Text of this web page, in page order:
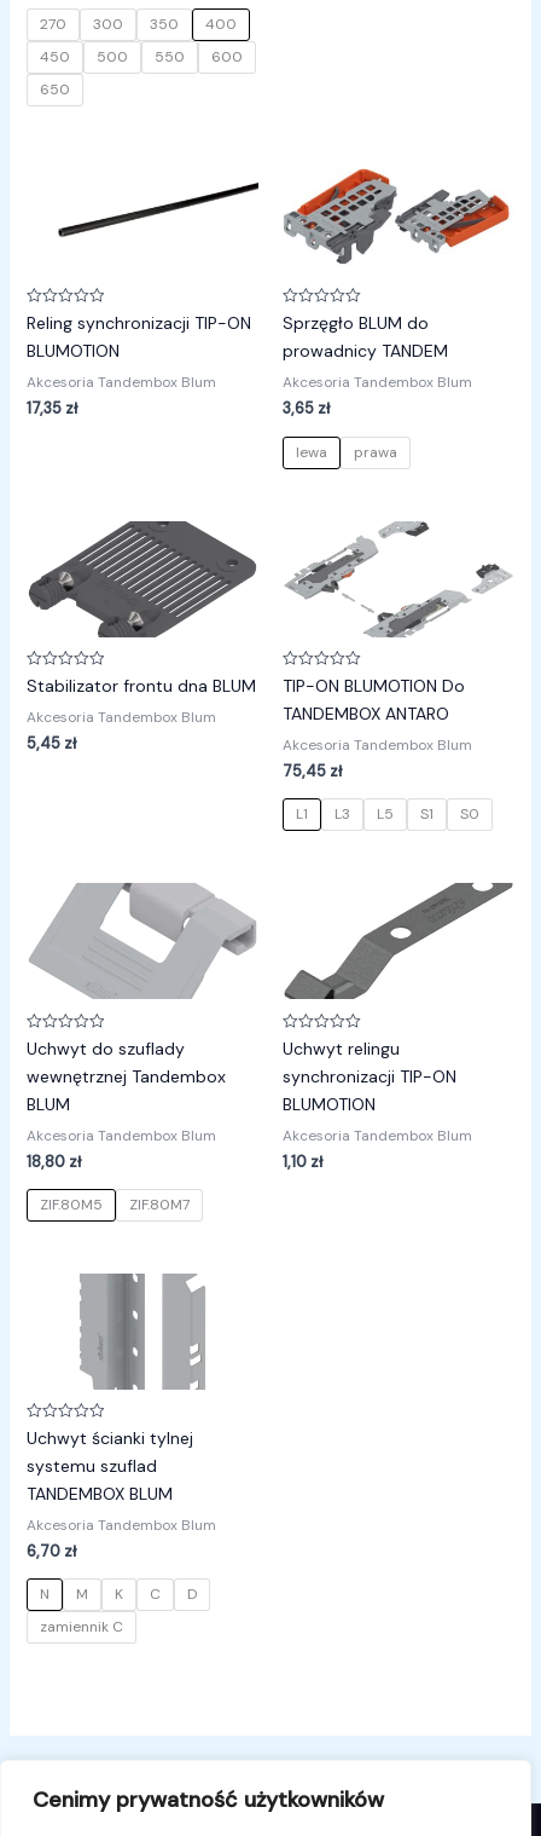
Cenimy prywatność użytkowników
270 300 350
400
450
500 550
600
650
Oceniono
0
na
5
Reling synchronizacji TIP-ON
BLUMOTION
Akcesoria Tandembox Blum
17,35 zł
Oceniono
0
na
5
Sprzęgło BLUM do
prowadnicy TANDEM
Akcesoria Tandembox Blum
3,65 zł
lewa prawa
Oceniono
0
5
Stabilizator frontu dna BLUM
Akcesoria Tandembox Blum
5,45 zł
Oceniono
0
na
5
TIP-ON BLUMOTION Do
TANDEMBOX ANTARO
Akcesoria Tandembox Blum
75,45 zł
L1 L3 L5 S1 S0
Oceniono
0
na
5
Uchwyt do szuflady
wewnętrznej Tandembox
BLUM
Akcesoria Tandembox Blum
18,80 zł
ZIF.80M5 ZIF.80M7
Oceniono
0
na
5
Uchwyt relingu
synchronizacji TIP-ON
BLUMOTION
Akcesoria Tandembox Blum
1,10 zł
Oceniono
0
na
5
Uchwyt ścianki tylnej
systemu szuflad
TANDEMBOX BLUM
Akcesoria Tandembox Blum
6,70 zł
N M K C
D
zamiennik C